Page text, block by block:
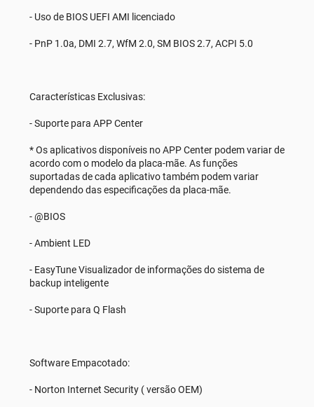
- Uso de BIOS UEFI AMI licenciado
- PnP 1.0a, DMI 2.7, WfM 2.0, SM BIOS 2.7, ACPI 5.0
Características Exclusivas:
- Suporte para APP Center
* Os aplicativos disponíveis no APP Center podem variar de
acordo com o modelo da placa-mãe. As funções
suportadas de cada aplicativo também podem variar
dependendo das especificações da placa-mãe.
- @BIOS
- Ambient LED
- EasyTune Visualizador de informações do sistema de
backup inteligente
- Suporte para Q Flash
Software Empacotado:
- Norton Internet Security ( versão OEM)